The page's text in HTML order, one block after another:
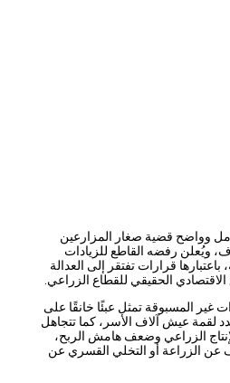
قضية صغار المزارعين
رفضه القاطع للزيادات
قرارات تفتقر إلى العدالة
الحقيقي للقطاع الزراعي.
تمثل عبئًا خانقًا على
عيش آلاف الأسر، كما تتجاهل
الزراعي وضعف هامش الربح،
أو التخلي القسري عن